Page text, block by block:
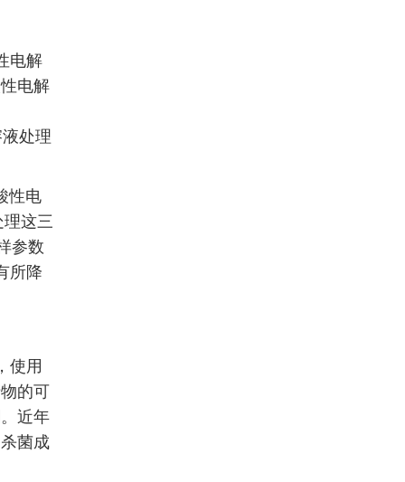
电解
电解
处理
性电
这三
参数
所降
使用
的可
近年
菌成